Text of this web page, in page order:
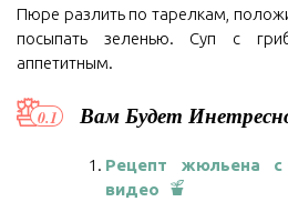
Пюре разлить по тарелкам,
посыпать зеленью. Суп с
аппетитным.
Вам Будет
Рецепт жюльена
видео